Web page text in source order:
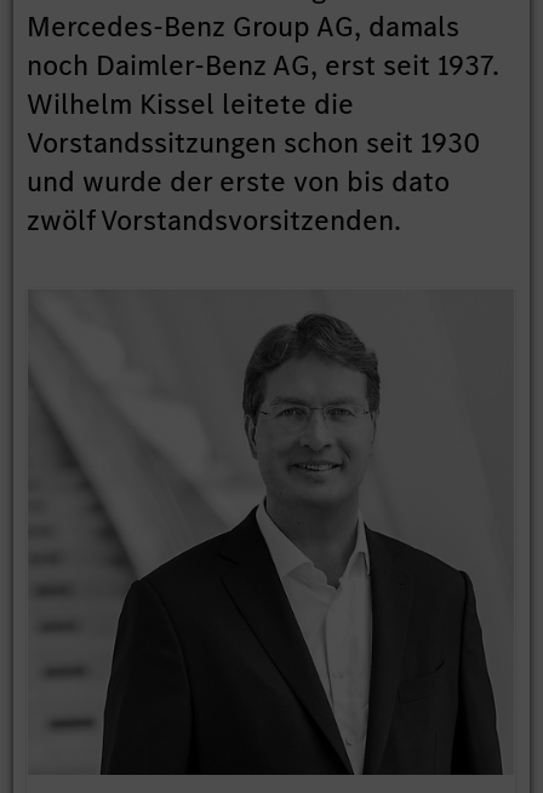
Mercedes-Benz Group AG, damals
noch Daimler-Benz AG, erst seit 1937.
Wilhelm Kissel leitete die
Vorstandssitzungen schon seit 1930
und wurde der erste von bis dato
zwölf Vorstandsvorsitzenden.